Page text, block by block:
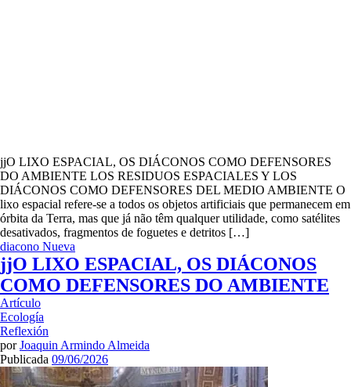
jjO LIXO ESPACIAL, OS DIÁCONOS COMO DEFENSORES
DO AMBIENTE LOS RESIDUOS ESPACIALES Y LOS
DIÁCONOS COMO DEFENSORES DEL MEDIO AMBIENTE O
lixo espacial refere-se a todos os objetos artificiais que permanecem em
órbita da Terra, mas que já não têm qualquer utilidade, como satélites
desativados, fragmentos de foguetes e detritos […]
diacono Nueva
jjO LIXO ESPACIAL, OS DIÁCONOS
COMO DEFENSORES DO AMBIENTE
Artículo
Ecología
Reflexión
porJoaquin Armindo Almeida
Publicada 09/06/2026